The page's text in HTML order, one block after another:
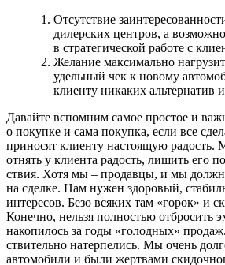
Отсутствие
дилерских центров, а
в стратегиче­ской работе с
Желание максимально
удельный чек к новому
клиенту никаких альтер­натив
Давайте вспомним самое простое и
о покупке и сама покупка, если все
приносят клиенту настоящую радость.
отнять у клиента радость, лишить его
ствия. Хотя мы – продавцы, и мы
на сделке. Нам нужен здо­ровый,
интересов. Безо всяких там «горок» и
Конечно, нельзя полностью отбро­сить
накопилось за годы «голодных»
ствительно натерпелись. Мы очень
автомобили и были жертвами